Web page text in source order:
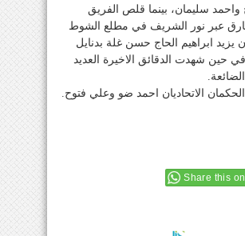
سليمان، بينما قلص الفريق
عبر نور الشريف في مطلع الشوط
يزيد ابراهيم الحاج حسن غلة بدنايل
حين شهدت الدقائق الاخيرة العديد
الحكمان الاتحاديان احمد ضو وعلي فتوح.
Share this